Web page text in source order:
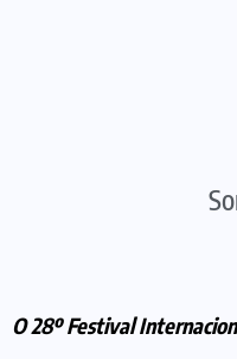
O 28º Festival